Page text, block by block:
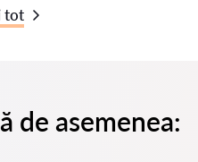
tot
de asemenea: